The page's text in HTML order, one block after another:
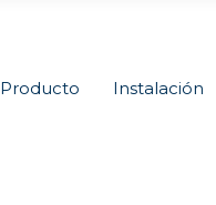
Producto Instalación